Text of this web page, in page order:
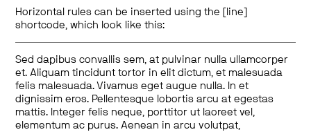
Horizontal rules can be inserted using the [line]
shortcode, which look like this:
Sed dapibus convallis sem, at pulvinar nulla ullamcorper
et. Aliquam tincidunt tortor in elit dictum, et malesuada
felis malesuada. Vivamus eget augue nulla. In et
dignissim eros. Pellentesque lobortis arcu at egestas
mattis. Integer felis neque, porttitor ut laoreet vel,
elementum ac purus. Aenean in arcu volutpat,